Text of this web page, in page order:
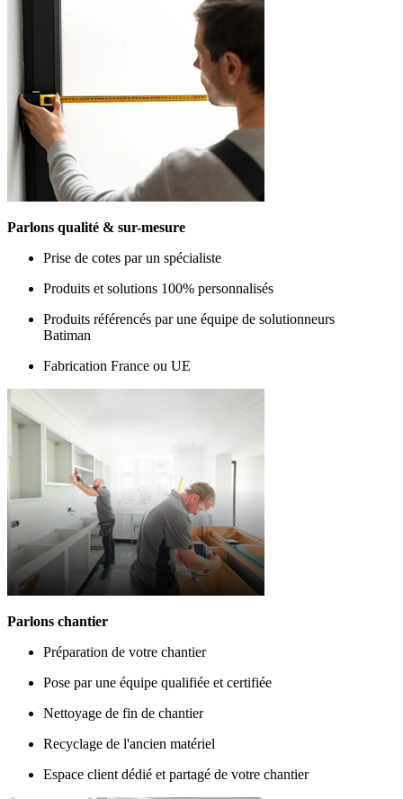
Parlons qualité & sur-mesure
Prise de cotes par un spécialiste
Produits et solutions 100% personnalisés
Produits référencés par une équipe de solutionneurs
Batiman
Fabrication France ou UE
Parlons chantier
Préparation de votre chantier
Pose par une équipe qualifiée et certifiée
Nettoyage de fin de chantier
Recyclage de l'ancien matériel
Espace client dédié et partagé de votre chantier